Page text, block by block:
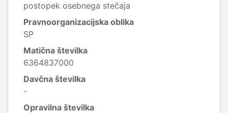
postopek osebnega stečaja
Pravnoorganizacijska oblika
SP
Matična številka
6364837000
Davčna številka
-
Opravilna številka